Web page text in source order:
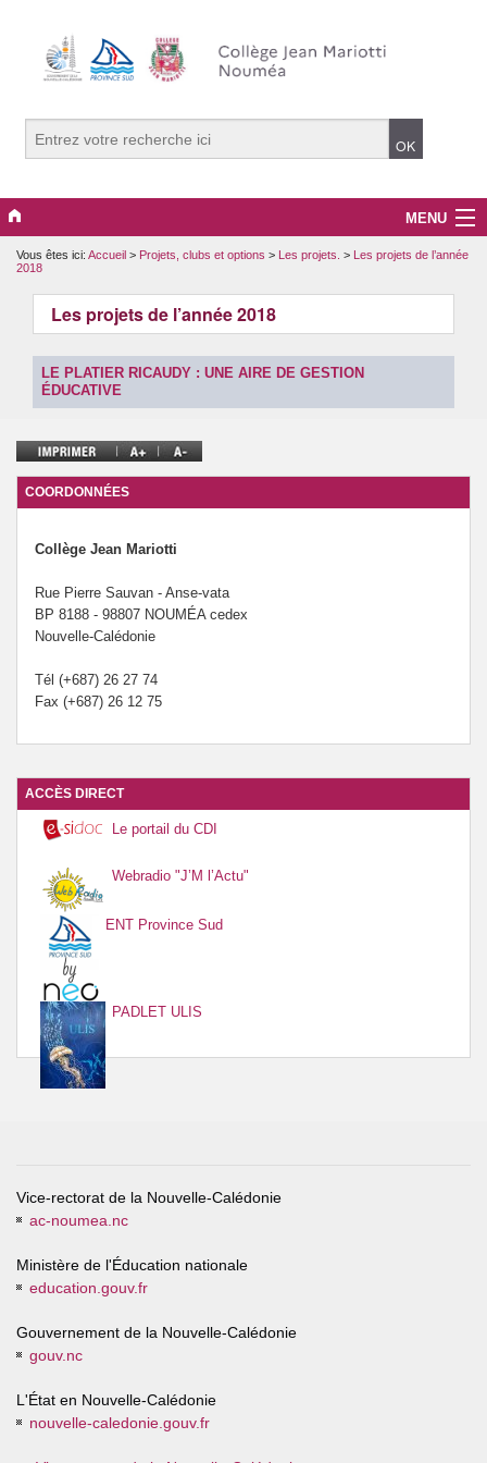
MENU
La vie du collège
PRONOTE
La pédagogie.
Projets, clubs et options
Le développement durable.
Le forum santé du collège Mariotti.
Vous êtes ici: Accueil > Projets, clubs et options > Les projets. >
Les projets de l’année
2018
Les projets de l’année 2018
LE PLATIER RICAUDY : UNE AIRE DE GESTION
ÉDUCATIVE
COORDONNÉES
Collège Jean Mariotti
Rue Pierre Sauvan - Anse-vata
BP 8188 - 98807 NOUMÉA cedex
Nouvelle-Calédonie
Tél (+687) 26 27 74
Fax (+687) 26 12 75
ACCÈS DIRECT
Le portail du CDI
Webradio "J’M l’Actu"
ENT Province Sud
PADLET ULIS
Vice-rectorat de la Nouvelle-Calédonie
ac-noumea.nc
Ministère de l'Éducation nationale
education.gouv.fr
Gouvernement de la Nouvelle-Calédonie
gouv.nc
L'État en Nouvelle-Calédonie
nouvelle-caledonie.gouv.fr